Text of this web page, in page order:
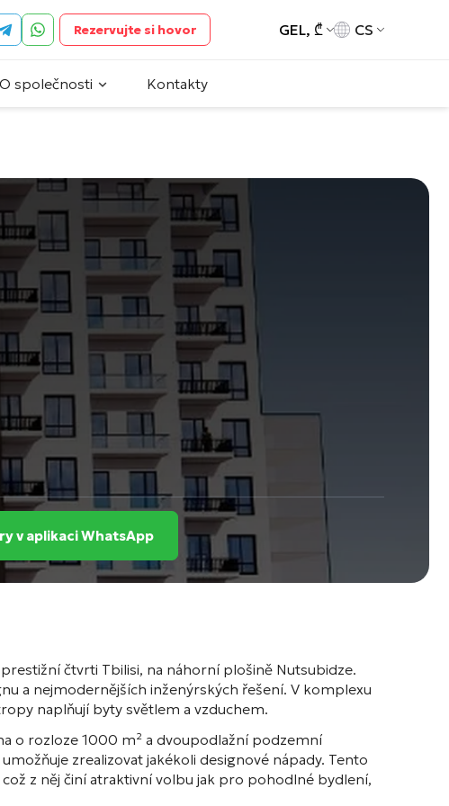
Rezervujte si hovor GEL, ₾ CS
O společnosti Kontakty
v aplikaci WhatsApp
čtvrti Tbilisi, na náhorní plošině Nutsubidze.
a nejmodernějších inženýrských řešení. V komplexu
naplňují byty světlem a vzduchem.
o rozloze 1000 m² a dvoupodlažní podzemní
umožňuje zrealizovat jakékoli designové nápady. Tento
z něj činí atraktivní volbu jak pro pohodlné bydlení,